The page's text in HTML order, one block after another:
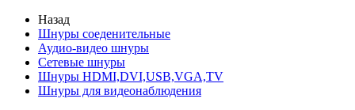
Назад
Шнуры соеденительные
Аудио-видео шнуры
Сетевые шнуры
Шнуры HDMI,DVI,USB,VGA,TV
Шнуры для видеонаблюдения